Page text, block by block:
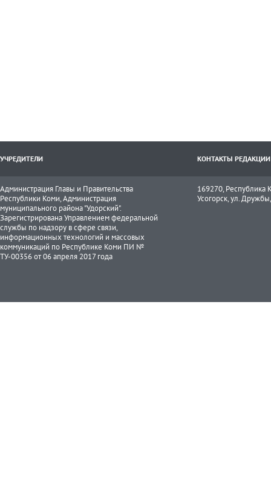
УЧРЕДИТЕЛИ КОНТАКТЫ РЕДАКЦИИ
Администрация Главы и Правительства
Республики Коми, Администрация
муниципального района "Удорский".
Зарегистрирована Управлением федеральной
службы по надзору в сфере связи,
информационных технологий и массовых
коммуникаций по Республике Коми ПИ №
ТУ-00356 от 06 апреля 2017 года
169270, Республика
Усогорск, ул.